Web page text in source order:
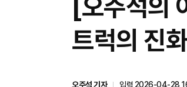
[오주석의
트럭의 진화
오주석 기자
입력 2026-04-28